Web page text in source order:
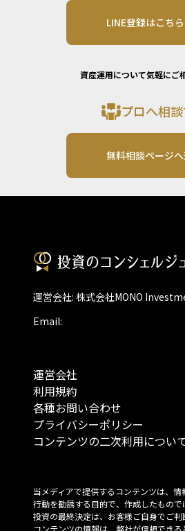
LINE登録はこち
資産運用について気軽にご
プロへ相
無料相談ページ
運営会社: 株式会社MONO
Email:
運営会社
利用規約
各種お問い合わせ
プライバシーポリシー
コンテンツの二次利用につい
当メディアで提供するコンテンツは、
行動を勧誘する目的で、作成したもの
投資の最終決定は、お客様ご自身でご
コンテンツの情報は、弊社が信頼でき